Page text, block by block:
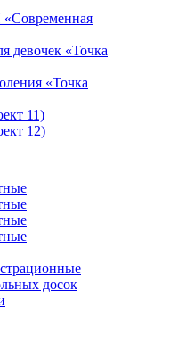
«Точка
«Точка
11)
12)
досок